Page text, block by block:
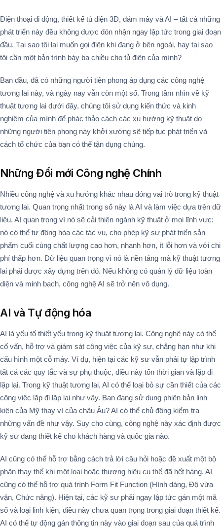
Điện thoại di động, thiết kế tủ điện 3D, đám mây và AI – tất cả những
phát triển này đều không được đón nhận ngay lập tức trong giai đoạn
đầu. Tại sao tôi lại muốn gọi điện khi đang ở bên ngoài, hay tại sao
tôi cần một bản trình bày ba chiều cho tủ điện của mình?
Ban đầu, đã có những người tiên phong áp dụng các công nghệ
tương lai này, và ngày nay vẫn còn một số. Trong tầm nhìn về kỹ
thuật tương lai dưới đây, chúng tôi sử dụng kiến thức và kinh
nghiệm của mình để phác thảo cách các xu hướng kỹ thuật do
những người tiên phong này khởi xướng sẽ tiếp tục phát triển và
cách tổ chức của bạn có thể tận dụng chúng.
Những Đổi mới Công nghệ Chính
Nhiều công nghệ và xu hướng khác nhau đóng vai trò trong kỹ thuật
tương lai. Quan trọng nhất trong số này là AI và làm việc dựa trên dữ
liệu. AI quan trọng vì nó sẽ cải thiện ngành kỹ thuật ở mọi lĩnh vực:
nó có thể tự động hóa các tác vụ, cho phép kỹ sư phát triển sản
phẩm cuối cùng chất lượng cao hơn, nhanh hơn, ít lỗi hơn và với chi
phí thấp hơn. Dữ liệu quan trọng vì nó là nền tảng mà kỹ thuật tương
lai phải được xây dựng trên đó. Nếu không có quản lý dữ liệu toàn
diện và minh bạch, công nghệ AI sẽ trở nên vô dụng.
AI và Tự động hóa
AI là yếu tố thiết yếu trong kỹ thuật tương lai. Công nghệ này có thể
cố vấn, hỗ trợ và giám sát công việc của kỹ sư, chẳng hạn như khi
cấu hình một cỗ máy. Ví dụ, hiện tại các kỹ sư vẫn phải tự lập trình
tất cả các quy tắc và sự phụ thuộc, điều này tốn thời gian và lặp đi
lặp lại. Trong kỹ thuật tương lai, AI có thể loại bỏ sự cần thiết của các
công việc lặp đi lặp lại như vậy. Bạn đang sử dụng phiên bản linh
kiện của Mỹ thay vì của châu Âu? AI có thể chủ động kiểm tra
những vấn đề như vậy. Suy cho cùng, công nghệ này xác định được
kỹ sư đang thiết kế cho khách hàng và quốc gia nào.
AI cũng có thể hỗ trợ bằng cách trả lời câu hỏi hoặc đề xuất một bộ
phận thay thế khi một loại hoặc thương hiệu cụ thể đã hết hàng. AI
cũng có thể hỗ trợ quá trình Form Fit Function (Hình dáng, Độ vừa
vặn, Chức năng). Hiện tại, các kỹ sư phải ngay lập tức gán một mã
số và loại linh kiện, điều này chưa quan trọng trong giai đoạn thiết kế.
AI có thể tự động gán thông tin này vào giai đoạn sau của quá trình